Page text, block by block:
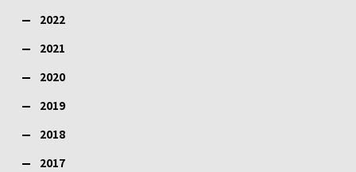
2022
2021
2020
2019
2018
2017